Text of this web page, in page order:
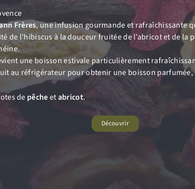
Frères, une infusion gourmande et rafraîchissante
de l’hibiscus à la douceur fruitée de l’abricot et de la
une boisson estivale particulièrement
au réfrigérateur pour obtenir une boisson
de pêcheetabricot.
Découvrir
Bienvenue chez Cafés Querry !
Profitez de -10% sur votre première commande (hors
abonnements, machines à café, bouilloires, machines à
et chèques cadeau et offres promotionnelles en cours).
Copiez le code ci-dessous, puis collez-le dans le champ
"Code promo" de votre panier.
BIENVENUE10